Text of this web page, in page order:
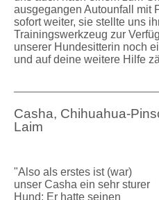
ausgegangen Autounfall mit
sofort weiter, sie stellte uns
Trainingswerkzeug zur
unserer Hundesitterin noch
und auf deine weitere Hilfe
Casha, Chihuahua-
Laim
"Also als erstes ist (war)
unser Casha ein sehr sturer
Hund: Er hatte seinen